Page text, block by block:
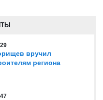
вручил
региона